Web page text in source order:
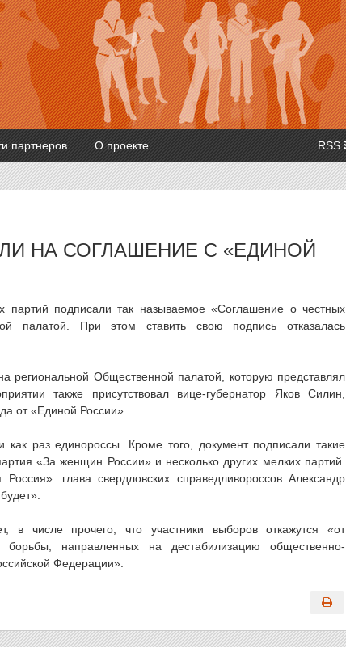
партнеров О проекте RSS
НА СОГЛАШЕНИЕ С «ЕДИНОЙ
партий подписали так называемое «Соглашение о честных
палатой. При этом ставить свою подпись отказалась
региональной Общественной палатой, которую представлял
также присутствовал вице-губернатор Яков Силин,
от «Единой России».
раз единороссы. Кроме того, документ подписали такие
«За женщин России» и несколько других мелких партий.
глава свердловских справедливороссов Александр
в числе прочего, что участники выборов откажутся «от
направленных на дестабилизацию общественно-
Федерации».